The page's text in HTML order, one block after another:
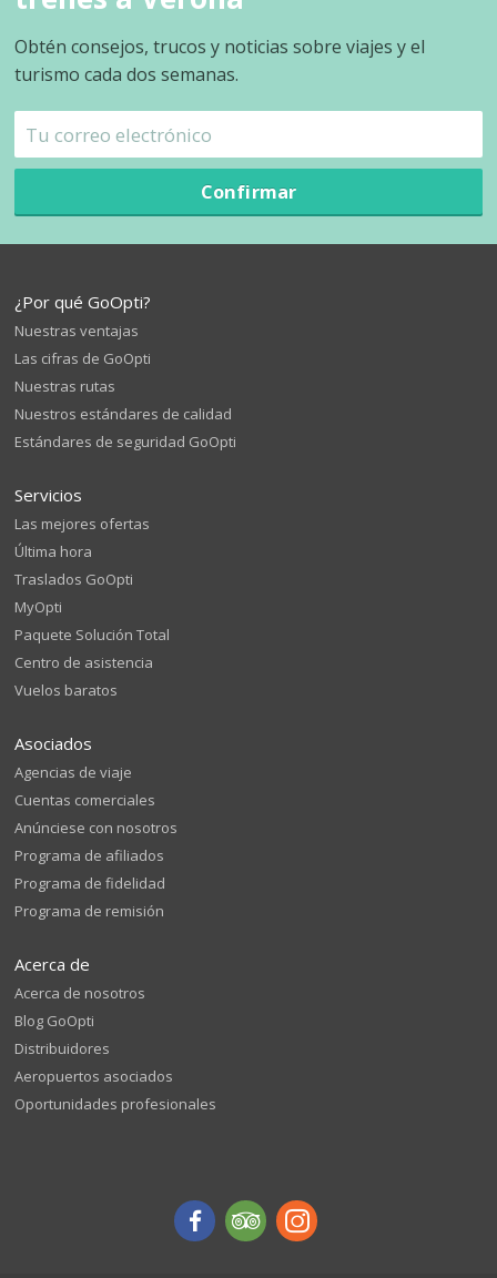
Obtén consejos, trucos y noticias sobre viajes y el
turismo cada dos semanas.
Confirmar
¿Por qué GoOpti?
Nuestras ventajas
Las cifras de GoOpti
Nuestras rutas
Nuestros estándares de calidad
Estándares de seguridad GoOpti
Servicios
Las mejores ofertas
Última hora
Traslados GoOpti
MyOpti
Paquete Solución Total
Centro de asistencia
Vuelos baratos
Asociados
Agencias de viaje
Cuentas comerciales
Anúnciese con nosotros
Programa de afiliados
Programa de fidelidad
Programa de remisión
Acerca de
Acerca de nosotros
Blog GoOpti
Distribuidores
Aeropuertos asociados
Oportunidades profesionales